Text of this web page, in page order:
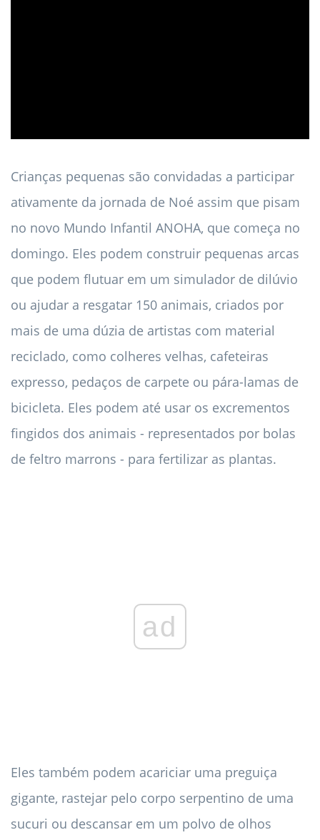
Crianças pequenas são convidadas a participar
ativamente da jornada de Noé assim que pisam
no novo Mundo Infantil ANOHA, que começa no
domingo. Eles podem construir pequenas arcas
que podem flutuar em um simulador de dilúvio
ou ajudar a resgatar 150 animais, criados por
mais de uma dúzia de artistas com material
reciclado, como colheres velhas, cafeteiras
expresso, pedaços de carpete ou pára-lamas de
bicicleta. Eles podem até usar os excrementos
fingidos dos animais - representados por bolas
de feltro marrons - para fertilizar as plantas.
ad
Eles também podem acariciar uma preguiça
gigante, rastejar pelo corpo serpentino de uma
sucuri ou descansar em um polvo de olhos